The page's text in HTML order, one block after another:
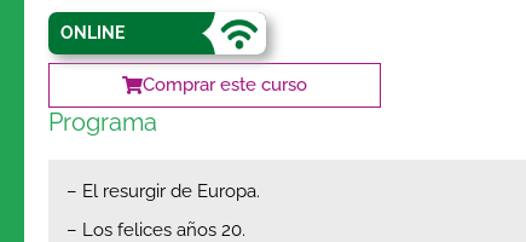
ONLINE
Comprar este curso
Programa
– El resurgir de Europa.
– Los felices años 20.